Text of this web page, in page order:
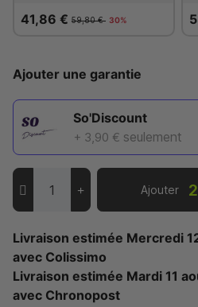
41,86 € 59,80 € 30%
Ajouter une garantie
So'Discount
+ 3,90 € seulement
Ajouter
Livraison estimée Mercredi
avec Colissimo
Livraison estimée Mardi 11
avec Chronopost